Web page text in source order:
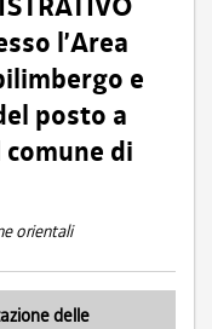
l’Area
e
posto a
di
orientali
delle